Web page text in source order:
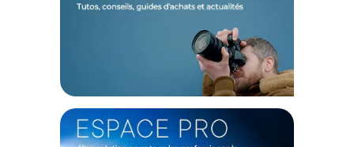
Type de produit : Fond de studio photo papier
Couleur : Orchid (Orchidée - Réf. 29)
Finition : Surface mate non réfléchissante
Structure : Enroulé sur mandrin rigide
Origine : Fabriqué aux U.S.A.